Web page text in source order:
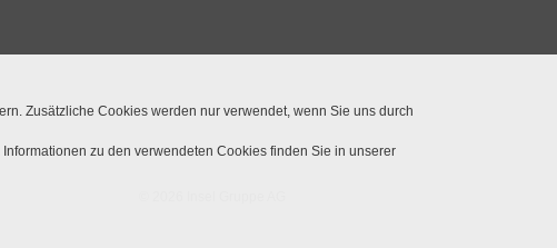
Zusätzliche Cookies werden nur verwendet, wenn Sie uns durch
zu den verwendeten Cookies finden Sie in unserer